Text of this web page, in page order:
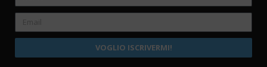
VOGLIO ISCRIVERMI!